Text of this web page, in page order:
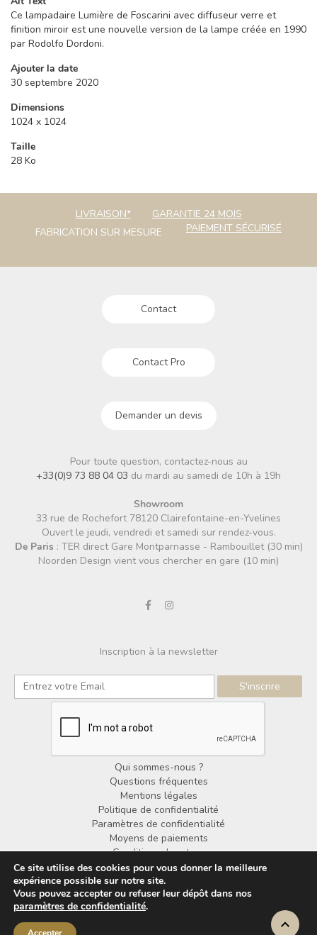
Ce lampadaire Lumière de Foscarini avec diffuseur verre et
finition miroir est une nouvelle version de la lampe créée en 1990
par Rodolfo Dordoni.
Ajouter la date
30 septembre 2020
Dimensions
1024 x 1024
Taille
28 Ko
LIVRAISON*
GARANTIE 24 MOIS
FABRICATION SUR MESURE
PAIEMENT SÉCURISÉ
Contact
Contact Pro
Demander un devis
Pour toute question, contactez-nous au
+33(0)9 73 88 04 03 du mardi au samedi de 10h à 19h
Showroom
33 rue de Rochefort 78120 Clairefontaine-en-Yvelines
Ouvert le jeudi, vendredi et samedi sur rendez-vous.
De Paris : TER direct Gare Montparnasse - Rambouillet (30 min)
Noorden Design vient vous chercher en gare (10 min)
Inscription à la newsletter
Qui sommes-nous ?
Questions fréquentes
Mentions légales
Politique de confidentialité
Paramètres de confidentialité
Moyens de paiements
Conditions de retour
Conditions générales de vente
© Copyright Noorden Design 2025
Ce site utilise des cookies pour vous donner la meilleure
expérience possible sur notre site.
Vous pouvez accepter ou refuser leur dépôt dans nos
paramètres de confidentialité.